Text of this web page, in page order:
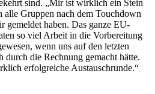
sind. „Mir ist wirklich ein Stein
alle Gruppen nach dem Touchdown
gemeldet haben. Das ganze EU-
so viel Arbeit in die Vorbereitung
wenn uns auf den letzten
durch die Rechnung gemacht hätte.
erfolgreiche Austauschrunde.“